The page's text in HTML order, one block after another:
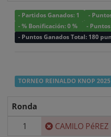
- Partidos Ganados: 1
-
- % Bonificación: 0 %
-
- Puntos Ganados Total: 180
TORNEO REINALDO KNOP 2025
Ronda
1
CAMILO